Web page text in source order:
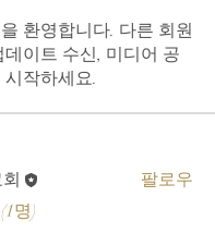
환영합니다. 다른 회원
이트 수신, 미디어 공
작하세요.
팔로우
명)